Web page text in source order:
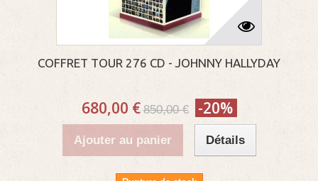
COFFRET TOUR 276 CD - JOHNNY HALLYDAY
680,00 € 850,00 € -20%
Ajouter au panier Détails